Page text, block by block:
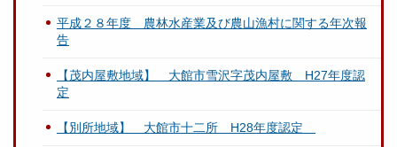
平成２８年度 農林水産業及び農山漁村に関する年次報
告
【茂内屋敷地域】 大館市雪沢字茂内屋敷 H27年度認
定
【別所地域】 大館市十二所 H28年度認定